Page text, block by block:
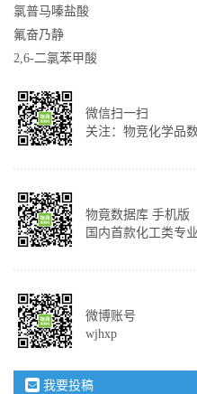
氯普马嗪盐酸
氟奋乃静
2,6-二氯苯甲酸
微信扫一扫
关注：物竞化学品
物竟数据库 手机版
国内首款化工类专
微博账号
wjhxp
我要投稿